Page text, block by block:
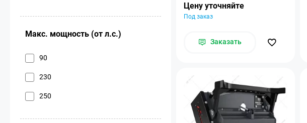
Макс. мощность (от л.с.)
90
230
250
Цену уточняйте
Под заказ
Заказать